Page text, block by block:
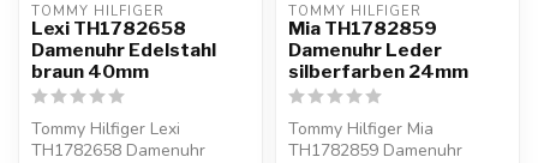
TOMMY HILFIGER
Lexi TH1782658
Damenuhr Edelstahl
braun 40mm
Tommy Hilfiger Lexi
TH1782658 Damenuhr
TOMMY HILFIGER
Mia TH1782859
Damenuhr Leder
silberfarben 24mm
Tommy Hilfiger Mia
TH1782859 Damenuhr